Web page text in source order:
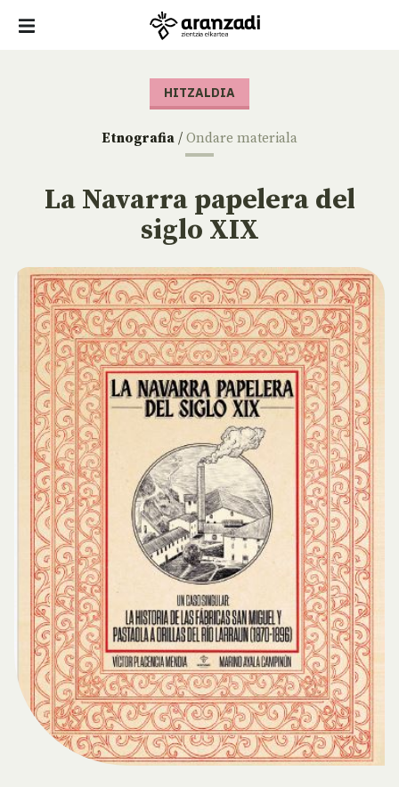
HITZALDIA
Etnografia / Ondare materiala
La Navarra papelera del
siglo XIX